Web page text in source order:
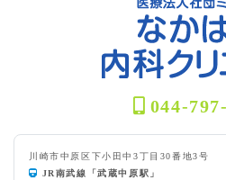
044-
川崎市中原区下小田中3丁目30番地3号
JR南武線「武蔵中原駅」